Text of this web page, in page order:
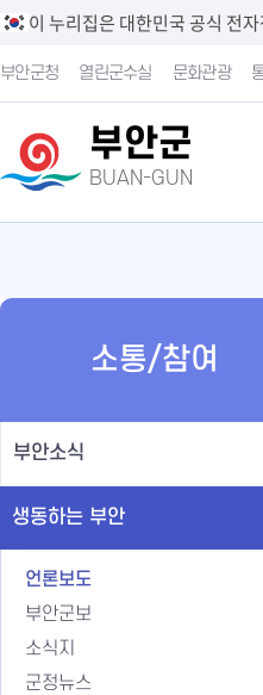
이 누리집은 대한민국 공식 전
부안군청 열린군수실 문화관광
부안군
BUAN-GUN
소통/참여
부안소식
생동하는 부안
언론보도
부안군보
소식지
군정뉴스